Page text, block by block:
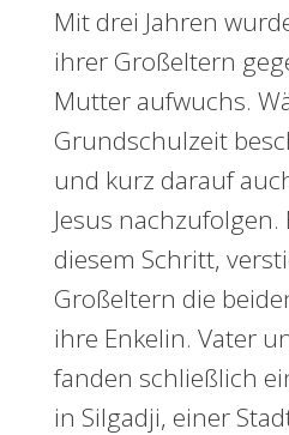
Mit drei Jahren
ihrer Großeltern
Mutter aufwuchs.
Grundschulzeit
und kurz darauf
Jesus nachzufolgen.
diesem Schritt,
Großeltern die
ihre Enkelin. Vater
fanden schließlich
in Silgadji, einer